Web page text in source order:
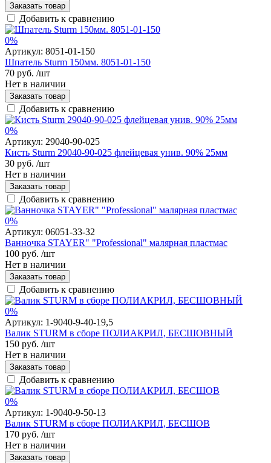
Заказать товар
Добавить к сравнению
0%
Артикул: 8051-01-150
Шпатель Sturm 150мм. 8051-01-150
70 руб. /шт
Нет в наличии
Заказать товар
Добавить к сравнению
0%
Артикул: 29040-90-025
Кисть Sturm 29040-90-025 флейцевая унив. 90% 25мм
30 руб. /шт
Нет в наличии
Заказать товар
Добавить к сравнению
0%
Артикул: 06051-33-32
Ванночка STAYER" "Professional" малярная пластмас
100 руб. /шт
Нет в наличии
Заказать товар
Добавить к сравнению
0%
Артикул: 1-9040-9-40-19,5
Валик STURM в сборе ПОЛИАКРИЛ, БЕСШОВНЫЙ
150 руб. /шт
Нет в наличии
Заказать товар
Добавить к сравнению
0%
Артикул: 1-9040-9-50-13
Валик STURM в сборе ПОЛИАКРИЛ, БЕСШОВ
170 руб. /шт
Нет в наличии
Заказать товар